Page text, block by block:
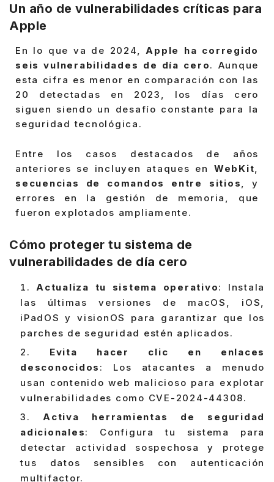
Un año de vulnerabilidades críticas para
Apple
En lo que va de 2024,Apple ha corregido
seis vulnerabilidades de día cero. Aunque
esta cifra es menor en comparación con las
20 detectadas en 2023, los días cero
siguen siendo un desafío constante para la
seguridad tecnológica.
Entre los casos destacados de años
anteriores se incluyen ataques en WebKit,
secuencias de comandos entre sitios, y
errores en la gestión de memoria, que
fueron explotados ampliamente.
Cómo proteger tu sistema de
vulnerabilidades de día cero
Actualiza tu sistema operativo: Instala
las últimas versiones de macOS, iOS,
iPadOS y visionOS para garantizar que los
parches de seguridad estén aplicados.
Evita hacer clic en enlaces
desconocidos : Los atacantes a menudo
usan contenido web malicioso para explotar
vulnerabilidades como CVE-2024-44308.
Activa herramientas de seguridad
adicionales: Configura tu sistema para
detectar actividad sospechosa y protege
tus datos sensibles con autenticación
multifactor.